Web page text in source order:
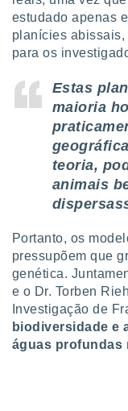
únicos
e
com
qual se
tal,
seu
ou opor-
qualquer
estudado apenas
planícies abissais,
para os
Estas
maioria
teoria,
animais
Portanto, os
pressupõem que
genética.
e o Dr. Torben
Investigação de
biodiversidade e
águas profundas